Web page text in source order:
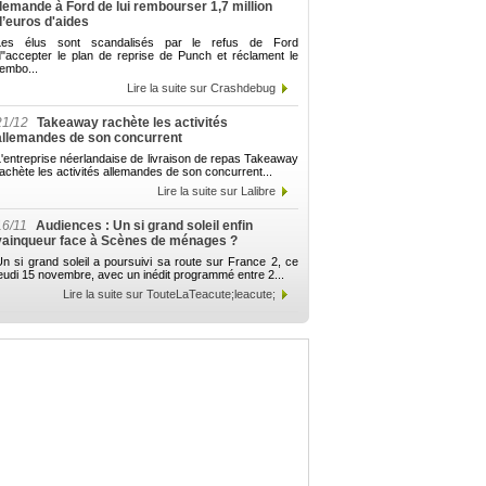
à Ford de lui rembourser 1,7 million
d'aides
élus sont scandalisés par le refus de Ford
le plan de reprise de Punch et réclament le
Lire la suite sur Crashdebug
12 Takeaway rachète les activités
de son concurrent
néerlandaise de livraison de repas Takeaway
les activités allemandes de son concurrent...
Lire la suite sur Lalibre
11
Audiences : Un si grand soleil enfin
face à Scènes de ménages ?
si grand soleil a poursuivi sa route sur France 2, ce
15 novembre, avec un inédit programmé entre 2...
Lire la suite sur TouteLaTeacute;leacute;